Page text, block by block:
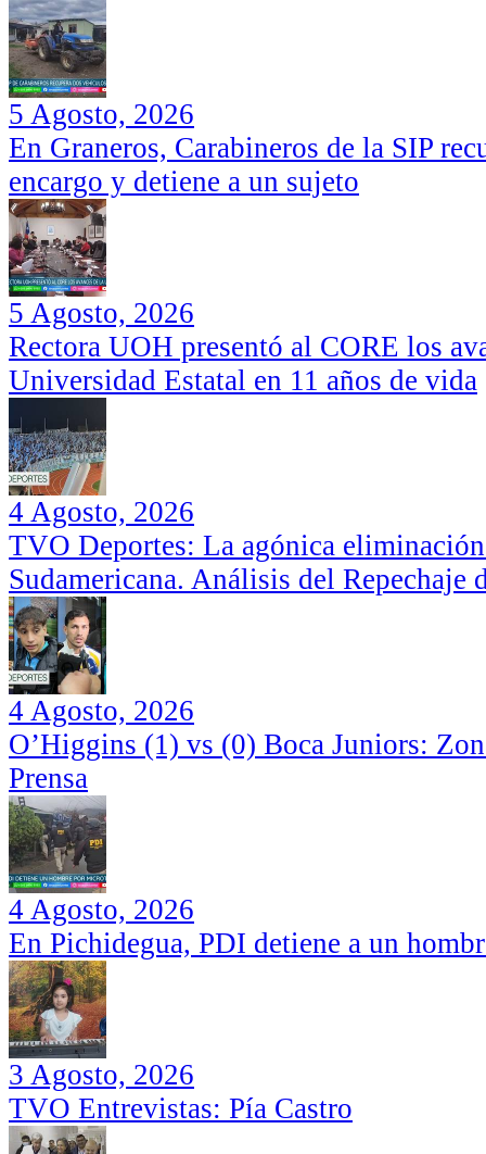
5 Agosto, 2026
En Graneros, Carabineros de la SIP
encargo y detiene a un sujeto
5 Agosto, 2026
Rectora UOH presentó al CORE los
Universidad Estatal en 11 años de vida
4 Agosto, 2026
TVO Deportes: La agónica
Sudamericana. Análisis del Repechaje
4 Agosto, 2026
O’Higgins (1) vs (0) Boca Juniors:
Prensa
4 Agosto, 2026
En Pichidegua, PDI detiene a un
3 Agosto, 2026
TVO Entrevistas: Pía Castro